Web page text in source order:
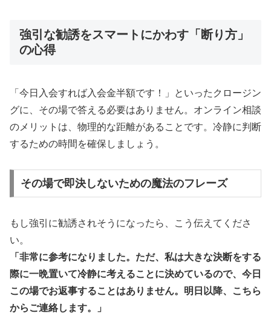
強引な勧誘をスマートにかわす「断り方」
の心得
「今日入会すれば入会金半額です！」といったクロージン
グに、その場で答える必要はありません。オンライン相談
のメリットは、物理的な距離があることです。冷静に判断
するための時間を確保しましょう。
その場で即決しないための魔法のフレーズ
もし強引に勧誘されそうになったら、こう伝えてくださ
い。
「非常に参考になりました。ただ、私は大きな決断をする
際に一晩置いて冷静に考えることに決めているので、今日
この場でお返事することはありません。明日以降、こちら
からご連絡します。」